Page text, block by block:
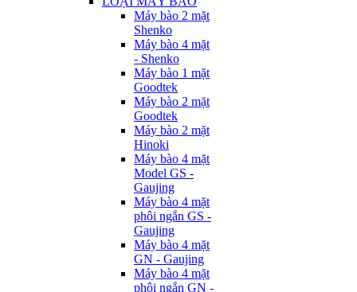
Máy bào 2 mặt
Shenko
Máy bào 4 mặt
- Shenko
Máy bào 1 mặt
Goodtek
Máy bào 2 mặt
Goodtek
Máy bào 2 mặt
Hinoki
Máy bào 4 mặt
Model GS -
Gaujing
Máy bào 4 mặt
phôi ngắn GS -
Gaujing
Máy bào 4 mặt
GN - Gaujing
Máy bào 4 mặt
phôi ngắn GN -